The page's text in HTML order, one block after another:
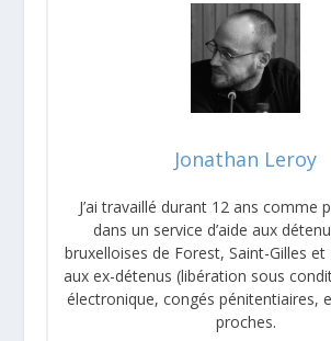
Jonathan Leroy
J’ai travaillé durant 12 ans comme
dans un service d’aide aux
bruxelloises de Forest, Saint-Gilles et
aux ex-détenus (libération sous
électronique, congés pénitentiaires,
proches.